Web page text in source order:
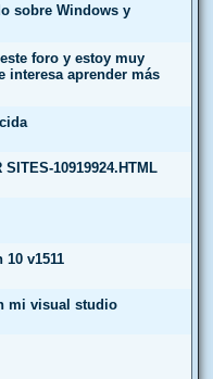
sobre Windows y
foro y estoy muy
interesa aprender más
SITES-10919924.HTML
v1511
mi visual studio